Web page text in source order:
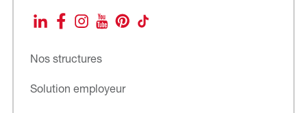
LinkedInFacebookInstagram
YouTubePinterestTikTok
Nos structures
Solution employeur